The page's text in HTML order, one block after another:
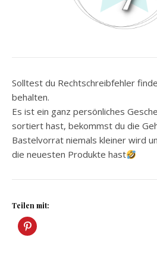
Solltest du Rechtschreibfehler
behalten.
Es ist ein ganz persönliches
sortiert hast, bekommst du die
Bastelvorrat niemals kleiner wird
die neuesten Produkte hast
Teilen mit: